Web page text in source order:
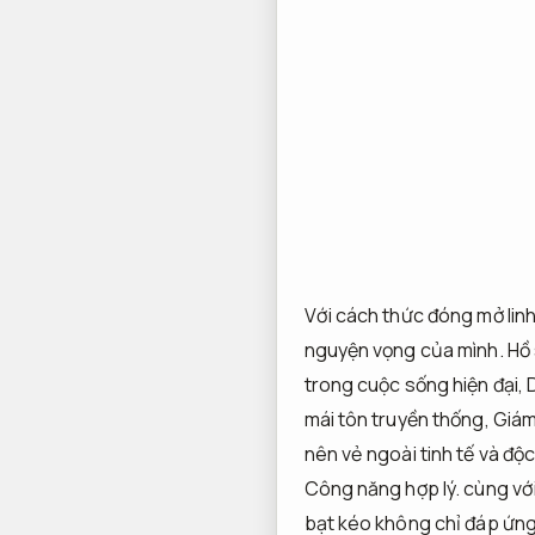
Với cách thức đóng mở
nguyện vọng của mình.
trong cuộc sống hiện đại,
mái tôn truyền thống,
nên vẻ ngoài tinh tế và
Công năng hợp lý.cùng
bạt kéo không chỉ đáp